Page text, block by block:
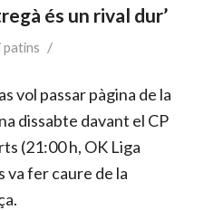
és un rival dur’
patins /
vol passar pàgina de la
dissabte davant el CP
(21:00 h, OK Liga
va fer caure de la